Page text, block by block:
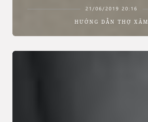
21/06/2019 20:16
HƯỚNG DẪN THỢ XĂM